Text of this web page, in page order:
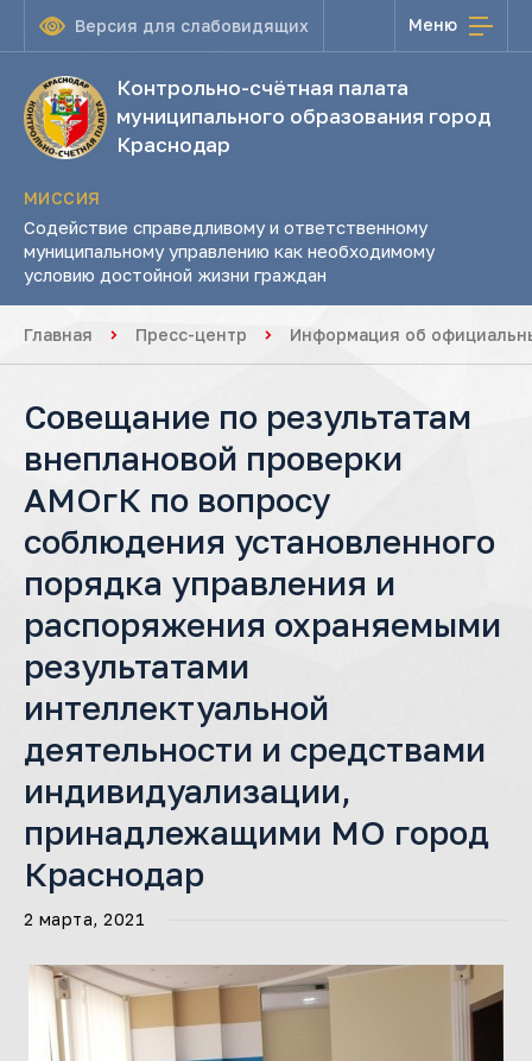
Версия для слабовидящих Меню
Контрольно-счётная палата
муниципального образования город
Краснодар
МИССИЯ
Содействие справедливому и ответственному
муниципальному управлению как необходимому
условию достойной жизни граждан
Главная Пресс-центр Информация об
Совещание по результатам
внеплановой проверки
АМОгК по вопросу
соблюдения установленного
порядка управления и
распоряжения охраняемыми
результатами
интеллектуальной
деятельности и средствами
индивидуализации,
принадлежащими МО город
Краснодар
2 марта, 2021